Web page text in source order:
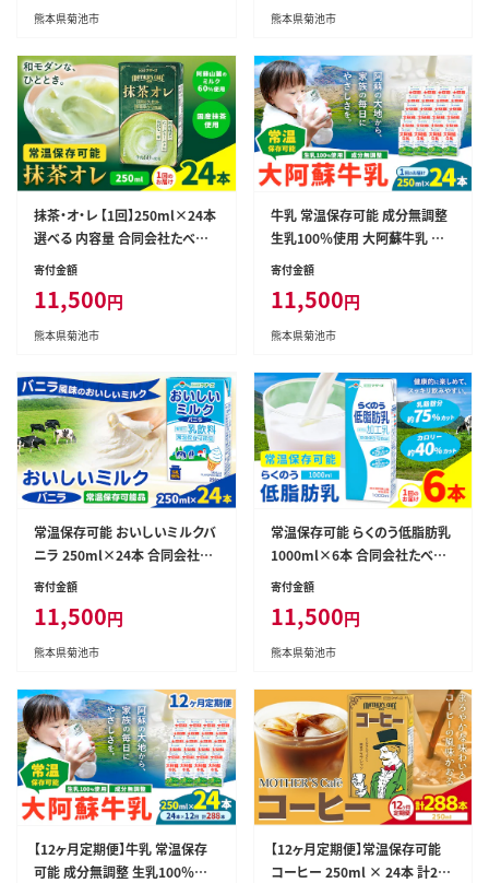
イチゴ 牛乳 乳飲料 ジュース ド
県 菊池市 送料無料---0016-311
2---
熊本県菊池市
市 牛乳 乳飲料 乳性飲料 ドリン
イフ 熊本県産---016-1503---
熊本県菊池市
抹茶・オ・レ 【1回】250ml×24本
選べる 内容量 合同会社たべた
せいか《30日以内に出荷予定(土
抹茶ミルク 抹茶 抹茶 乳製品 乳
飲料 クロレラ 飲み物 飲料 常温
県産 菊池市 送料無料---016-15
09---
寄付金額
11,500円
熊本県菊池市
牛乳 常温保存可能 成分無調整
生乳100％使用 大阿蘇牛乳 紙
パック 250ml×24本 合同会社
予定(土日祝除く)》熊本県 菊池
市 牛乳 乳飲料 乳性飲料 ドリン
イフ 熊本県産---016-1512---
寄付金額
11,500円
熊本県菊池市
常温保存可能 おいしいミルクバ
ニラ 250ml×24本 合同会社た
べたせいか《30日以内に出荷予
牛乳 乳果オリゴ糖 バニラ風味
乳飲料 おやつ ジュース ドリンク
--016-1508---
寄付金額
11,500円
熊本県菊池市
常温保存可能 らくのう低脂肪乳
1000ml×6本 合同会社たべた
せいか《30日以内に出荷予定(土
牛乳 低脂肪 らくのうマザーズ セ
ット ドリンク 飲料 乳性飲料 送
寄付金額
11,500円
熊本県菊池市
【12ヶ月定期便】牛乳 常温保存
可能 成分無調整 生乳100％使
【12ヶ月定期便】常温保存可能
コーヒー 250ml × 24本 計288